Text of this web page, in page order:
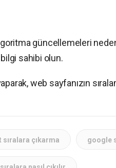
güncellemeleri
sahibi olun.
web sayfanızın
çıkarma google